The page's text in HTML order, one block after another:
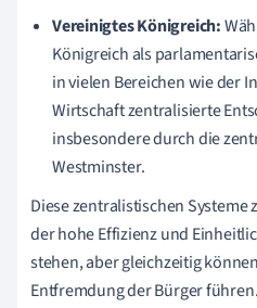
Vereinigtes Königreich:
Königreich als
in vielen Bereichen wie der
Wirtschaft zentralisierte
insbesondere durch die
Westminster.
Diese zentralistischen
der hohe Effizienz und
stehen, aber gleichzeitig
Entfremdung der Bürger führen.